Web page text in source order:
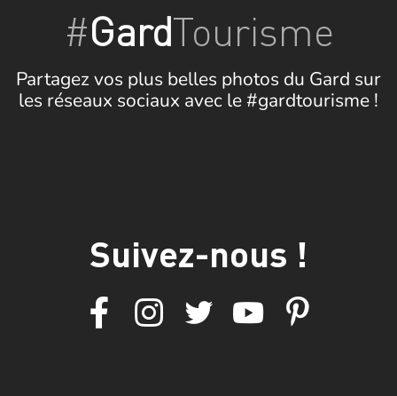
#GardTourisme
Partagez vos plus belles photos du Gard sur
les réseaux sociaux avec le #gardtourisme !
Suivez-nous !